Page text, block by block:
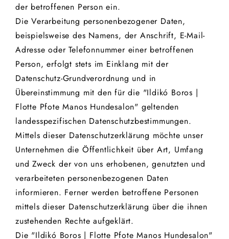
der betroffenen Person ein.
Die Verarbeitung personenbezogener Daten,
beispielsweise des Namens, der Anschrift, E-Mail-
Adresse oder Telefonnummer einer betroffenen
Person, erfolgt stets im Einklang mit der
Datenschutz-Grundverordnung und in
Übereinstimmung mit den für die "Ildikó Boros |
Flotte Pfote Manos Hundesalon" geltenden
landesspezifischen Datenschutzbestimmungen.
Mittels dieser Datenschutzerklärung möchte unser
Unternehmen die Öffentlichkeit über Art, Umfang
und Zweck der von uns erhobenen, genutzten und
verarbeiteten personenbezogenen Daten
informieren. Ferner werden betroffene Personen
mittels dieser Datenschutzerklärung über die ihnen
zustehenden Rechte aufgeklärt.
Die "Ildikó Boros | Flotte Pfote Manos Hundesalon"